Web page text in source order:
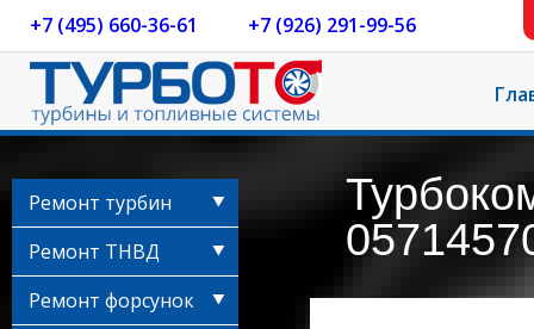
+7 (495) 660-36-61 +7 (926) 291-99-56
Ремонт турбин
Ремонт ТНВД
Ремонт форсунок